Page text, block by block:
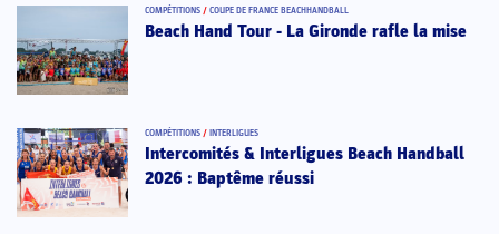
COMPÉTITIONS / COUPE DE FRANCE BEACHHANDBALL
Beach Hand Tour - La Gironde rafle la mise
COMPÉTITIONS / INTERLIGUES
Intercomités & Interligues Beach Handball
2026 : Baptême réussi